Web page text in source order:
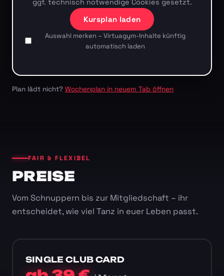
ggf. technisch notwendige Cookies gesetzt.
Kursplan laden
Auswahl merken – Virtuagym-Inhalte künftig
automatisch laden
Plan lädt nicht? Wochenplan in neuem Tab öffnen
FAIR & FLEXIBEL
PREISE
Vom Schnuppern bis zur Mitgliedschaft – ihr
entscheidet, wie viel Tanz in euer Leben passt.
SINGLE CLUB CARD